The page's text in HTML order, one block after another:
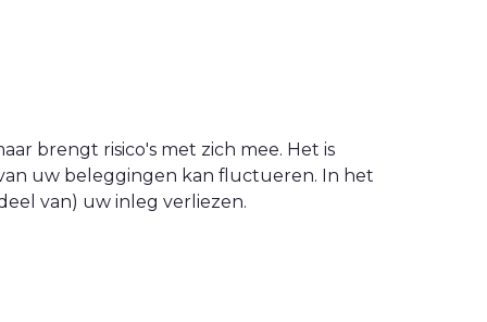
brengt risico's met zich mee. Het is
uw beleggingen kan fluctueren. In het
van) uw inleg verliezen.